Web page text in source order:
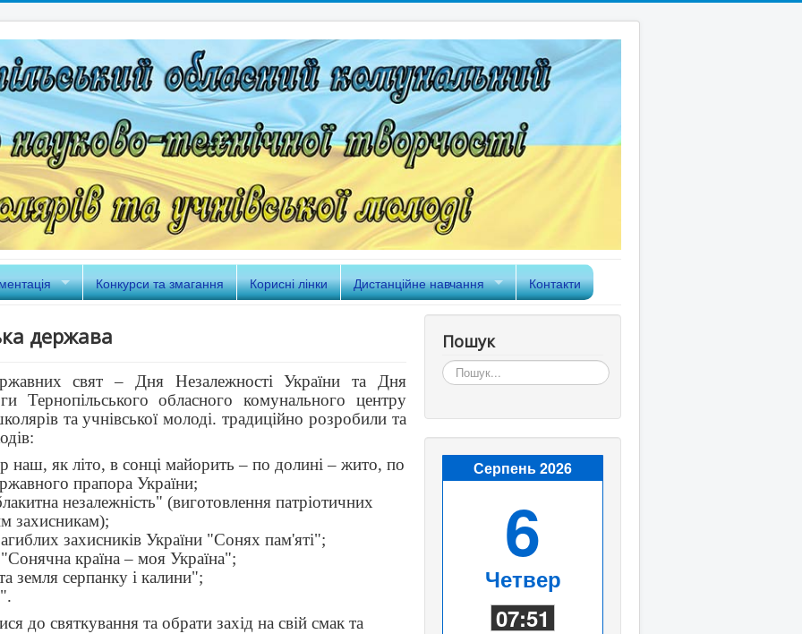
Конкурси та змагання Корисні лінки Дистанційне навчання Контакти
держава
свят – Дня Незалежності України та Дня
Тернопільського обласного комунального центру
та учнівської молоді. традиційно розробили та
наш, як літо, в сонці майорить – по долині – жито, по
прапора України;
незалежність" (виготовлення патріотичних
захисникам);
захисників України "Сонях пам'яті";
країна – моя Україна";
земля серпанку і калини";
до святкування та обрати захід на свій смак та
Пошук
Пошук...
Серпень 2026
6
Четвер
07:51